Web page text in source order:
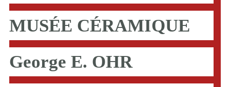
MUSÉE CÉRAMIQUE
George E. OHR